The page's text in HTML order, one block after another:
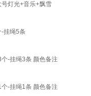
灯光+音乐+飘雪
挂绳5条
-挂绳3条 颜色备注
-挂绳1条 颜色备注